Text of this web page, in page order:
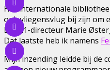
Hét internationale
ook vliegensvlug bij zijn om
Dokk1-directeur Marie
Dat laatste heb ik namens
Mijn inzending leidde bij de